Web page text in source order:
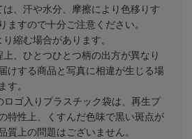
、汗や水分、摩擦により色移りす
ますので十分ご注意ください。
縮む場合があります。
、ひとつひとつ柄の出方が異なり
けする商品と写真に相違が生じる場
す。
ロゴ入りプラスチック袋は、再生プ
特性上、くすんだ色味で黒い斑点が
質上の問題はございません。